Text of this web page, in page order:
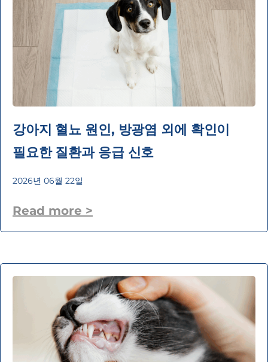
강아지 혈뇨 원인, 방광염 외에 확인이
필요한 질환과 응급 신호
2026년 06월 22일
Read more >